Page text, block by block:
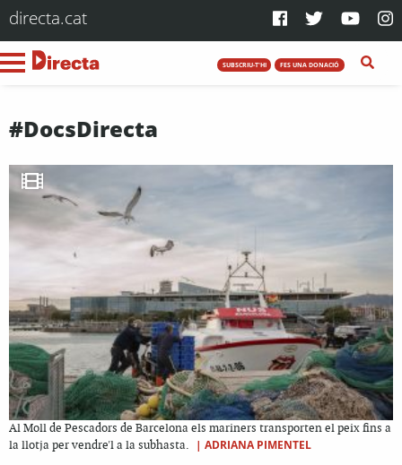
directa.cat
SUBSCRIU-T'HI FES UNA DONACIÓ
#DocsDirecta
Al Moll de Pescadors de Barcelona els mariners transporten el peix fins a
la llotja per vendre'l a la subhasta.
| ADRIANA PIMENTEL